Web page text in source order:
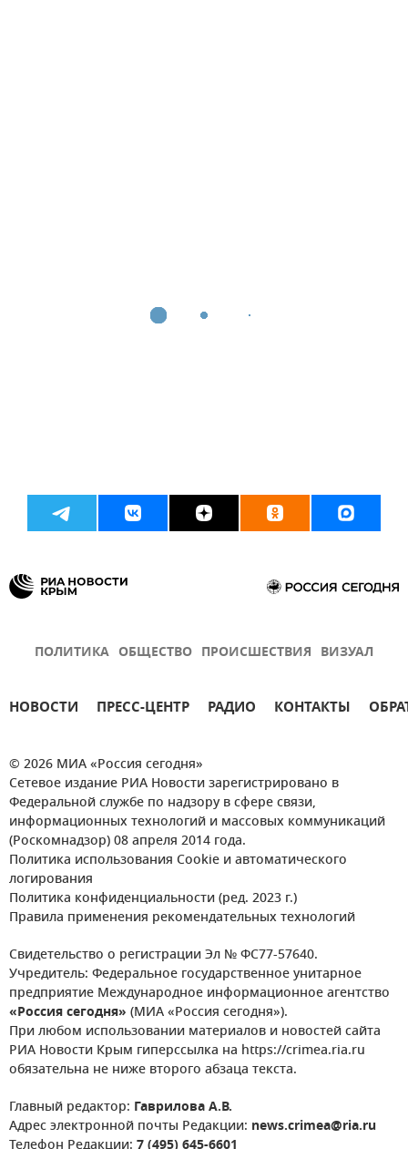
ПОЛИТИКА ОБЩЕСТВО ПРОИСШЕСТВИЯ ВИЗУАЛ
НОВОСТИ ПРЕСС-ЦЕНТР РАДИО КОНТАКТЫ
© 2026 МИА «Россия сегодня»
Сетевое издание РИА Новости зарегистрировано в
Федеральной службе по надзору в сфере связи,
информационных технологий и массовых коммуникаций
(Роскомнадзор) 08 апреля 2014 года.
Политика использования Cookie и автоматического
логирования
Политика конфиденциальности (ред. 2023 г.)
Правила применения рекомендательных технологий
Свидетельство о регистрации Эл № ФС77-57640.
Учредитель: Федеральное государственное унитарное
предприятие Международное информационное агентство
«Россия сегодня» (МИА «Россия сегодня»).
При любом использовании материалов и новостей сайта
РИА Новости Крым гиперссылка на https://crimea.ria.ru
обязательна не ниже второго абзаца текста.
Главный редактор: Гаврилова А.В.
Адрес электронной почты Редакции: news.crimea@ria.ru